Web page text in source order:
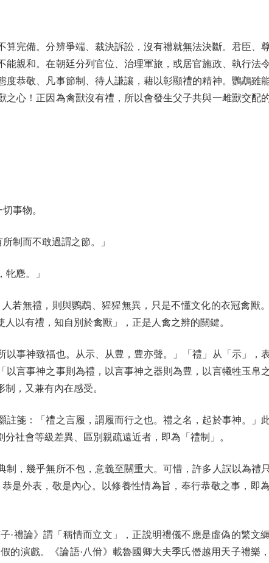
完備。分辨爭端、裁決訴訟，沒有禮就無法決斷。君臣、
親和。在朝廷分列官位、治理軍旅，或居官施政、執行法
恭敬、凡事節制、待人謙讓，藉以彰顯禮的精神。鸚鵡雖能
心！正因為禽獸沒有禮，所以會發生父子共與一雌獸交配的
事物。
制而不敢過謂之節。」
麀。」
無禮，則與鸚鵡、猩猩無異，只是不懂文化的衣冠禽獸
以有禮，知自別於禽獸」，正是人禽之辨的關鍵。
事神致福也。从示、从豊，豊亦聲。」「禮」从「示」，
言事神之事則為禮，以言事神之器則為豊，以言犧牲玉帛
，又兼有內在感受。
箋：「禮之言履，謂履而行之也。禮之名，起於事神。」
社會等級差異、區別親疏遠近者，即為「禮制」。
，幾乎無所不包，意義至關重大。可惜，許多人誤以為禮
是外表，敬是內心。以修養性情為旨，奉行恭敬之事，即
論》謂「稱情而立文」，正說明禮儀不應是虛偽的繁文
的演戲。《論語·八佾》載魯國卿大夫季氏僭越用天子禮樂